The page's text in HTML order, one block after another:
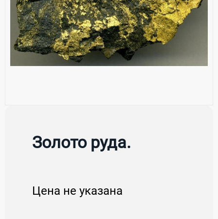
Золото руда.
Цена не указана